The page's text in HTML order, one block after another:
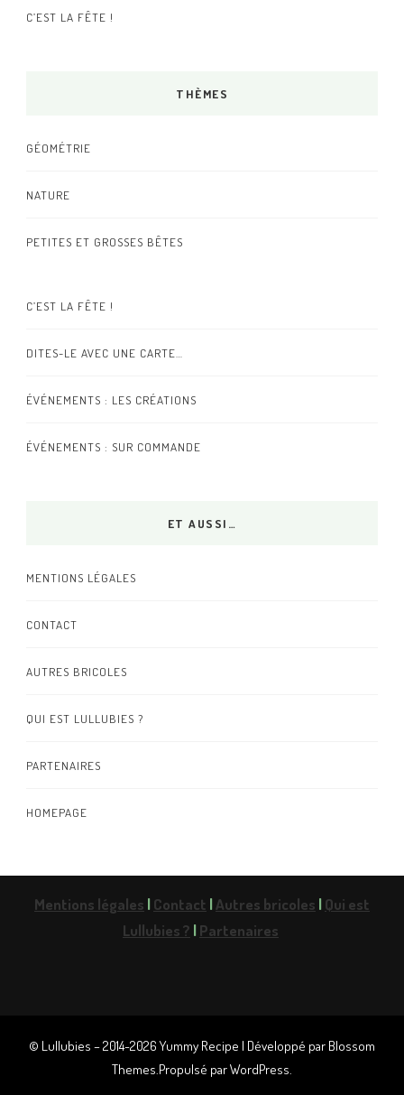
C’EST LA FÊTE !
THÈMES
GÉOMÉTRIE
NATURE
PETITES ET GROSSES BÊTES
C’EST LA FÊTE !
DITES-LE AVEC UNE CARTE…
ÉVÉNEMENTS : LES CRÉATIONS
ÉVÉNEMENTS : SUR COMMANDE
ET AUSSI…
MENTIONS LÉGALES
CONTACT
AUTRES BRICOLES
QUI EST LULLUBIES ?
PARTENAIRES
HOMEPAGE
Mentions légales |Contact |Autres bricoles |Qui est
Lullubies ? |Partenaires
© Lullubies – 2014-2026Yummy Recipe | Développé par Blossom
Themes.Propulsé parWordPress.